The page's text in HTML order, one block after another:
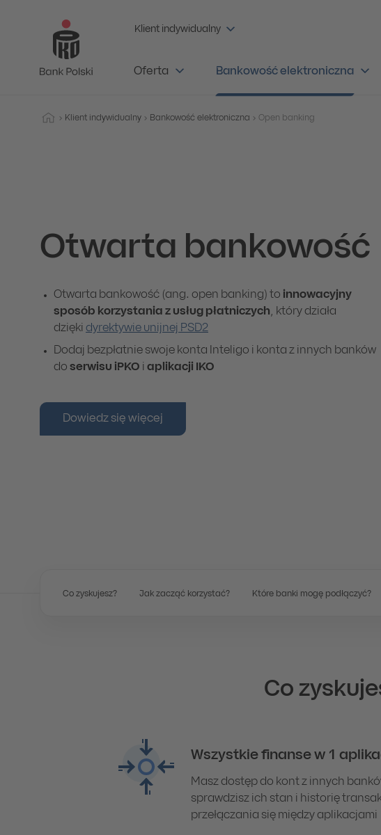
Klient indywidualny
Oferta Bankowość elektroniczna
Klient indywidualny Bankowość elektroniczna Open banking
Otwarta bankowość
Otwarta bankowość (ang. open banking) to
innowacyjny
sposób korzystania z usług płatniczych , który działa
dzięki dyrektywie unijnej PSD2
Dodaj bezpłatnie swoje konta Inteligo i konta z innych banków
do serwisu iPKO aplikacji IKO
Dowiedz się więcej
Co zyskujesz? Jak zacząć korzystać? Które banki mogę podłączyć?
Co
Wszystkie finanse w 1
Masz dostęp do kont z innych
sprawdzisz ich stan i historię
przełączania się między aplikacjami